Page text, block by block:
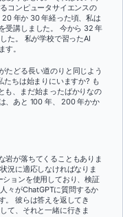
コンピュータサイエンスの
年か 30 年経った頃、私は
受講しました。 今から 32 年
た。 私が学校で習ったAI
。
たどる長い道のりと同じよう
たちは始まりにいますか? も
も、まだ始まったばかりなの
、あと 100 年、 200 年かか
岩が落ちてくることもありま
況に適応しなければなりま
ションを使用しており、検証
々がChatGPTに質問するか
。 彼らは答えを返してき
て、それと一緒に行きま